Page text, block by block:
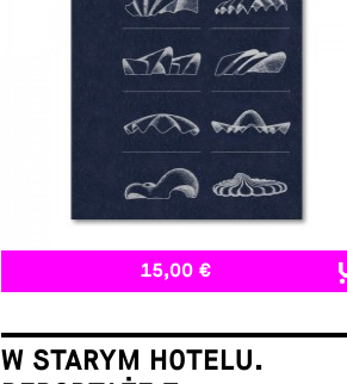
15,00 €
W STARYM HOTELU.